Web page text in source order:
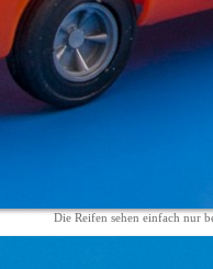
Die Reifen sehen einfach nur